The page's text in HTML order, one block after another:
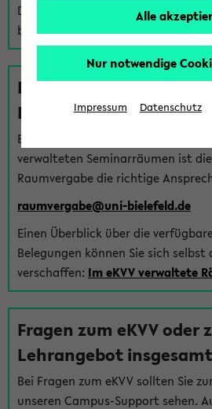
Detailseite zum
betreffenden Veranstaltung.
Fragen zu im eKVV
Räumen
Bei Fragen zur Vergabe von
verwalteten Seminarräumen ist
Raumvergabe die richtige
raumvergabe@uni-bielefeld.de
Einen Überblick über die
Belegungen können Sie sich selbst
verschaffen: Im eKVV verwaltete
Fragen zum eKVV oder
Lehrangebot insgesamt
Bei Fragen zum eKVV sollten Sie
unseren Campus-Support sehen.
Alle
Nur notwendige
Impressum Datenschutz